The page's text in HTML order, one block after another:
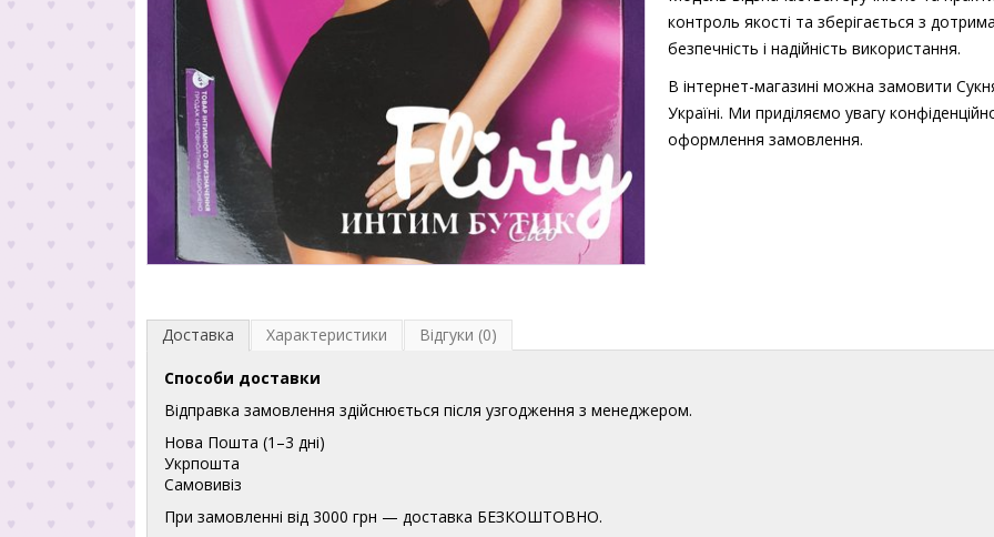
контроль якості та зберігається з
безпечність і надійність використання.
В інтернет-магазині можна замовити
Україні. Ми приділяємо увагу
оформлення замовлення.
Доставка Характеристики Відгуки (0)
Способи доставки
Відправка замовлення здійснюється після узгодження з менеджером.
Нова Пошта (1–3 дні)
Укрпошта
Самовивіз
При замовленні від 3000 грн — доставка БЕЗКОШТОВНО.